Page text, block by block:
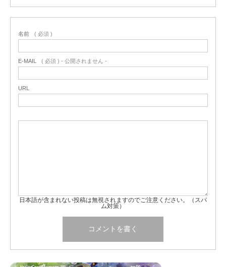
名前 ( 必須 )
E-MAIL ( 必須 ) - 公開されません -
URL
日本語が含まれない投稿は無視されますのでご注意ください。（スパ
ム対策）